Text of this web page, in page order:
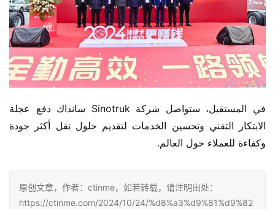
وكفاءة للعملاء حول العالم.
原创文章，作者：ctinme，如若转载，请注明出处：
https://ctinme.com/2024/10/24/%d8%a3%d9%81%d9%82